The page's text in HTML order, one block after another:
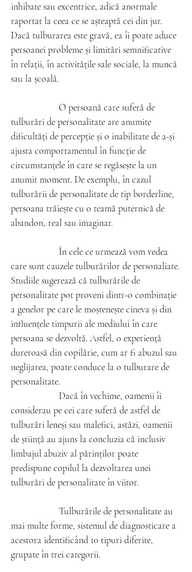
inhibate sau excentrice, adică anormale
raportat la ceea ce se așteaptă cei din jur.
Dacă tulburarea este gravă, ea îi poate aduce
persoanei probleme și limitări semnificative
în relații, în activitățile sale sociale, la muncă
sau la școală.
tulburări de personalitate are anumite
dificultăți de percepție și o inabilitate de a-și
ajusta comportamentul în funcție de
circumstanțele în care se regăsește la un
anumit moment. De exemplu, în cazul
tulburării de personalitate de tip borderline,
persoana trăiește cu o teamă puternică de
abandon, real sau imaginar.
care sunt cauzele tulburărilor de personaliate.
Studiile sugerează că tulburările de
personalitate pot proveni dintr-o combinație
a genelor pe care le moștenește cineva și din
influențele timpurii ale mediului în care
persoana se dezvoltă. Astfel, o experiență
dureroasă din copilărie, cum ar fi abuzul sau
neglijarea, poate conduce la o tulburare de
personalitate.
considerau pe cei care suferă de astfel de
tulburări leneși sau malefici, astăzi, oamenii
de știință au ajuns la concluzia că inclusiv
limbajul abuziv al părinților poate
predispune copilul la dezvoltarea unei
tulburări de personalitate în viitor.
mai multe forme, sistemul de diagnosticare a
acestora identificând 10 tipuri diferite,
grupate în trei categorii.